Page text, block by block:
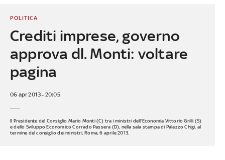
Crediti imprese, governo
approva dl. Monti: voltare
pagina
POLITICA
06 apr 2013 - 20:05
Il Presidente del Consiglio Mario Monti (C) tra i ministri dell'Economia Vittorio Grilli (S)
e dello Sviluppo Economico Corrado Passera (D), nella sala stampa di Palazzo Chigi, al
termine del consiglio dei ministri, Roma, 6 aprile 2013.